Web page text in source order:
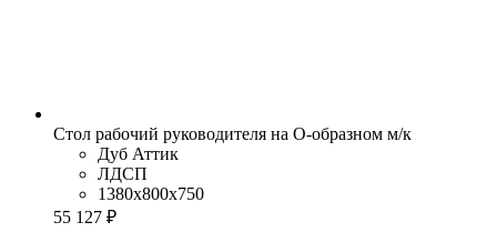
Стол рабочий руководителя на О-образном м/к
Дуб Аттик
ЛДСП
1380x800x750
55 127 ₽